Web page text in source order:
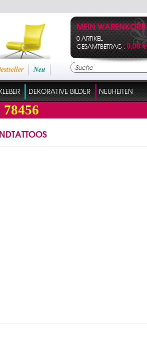
Neu
MEIN WARENKORB
0 ARTIKEL
GESAMTBETRAG :0,00 €
DEKORATIVE BILDER NEUHEITEN
78456